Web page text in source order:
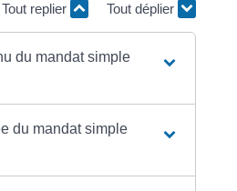
Tout replier Tout déplier
du mandat simple
du mandat simple